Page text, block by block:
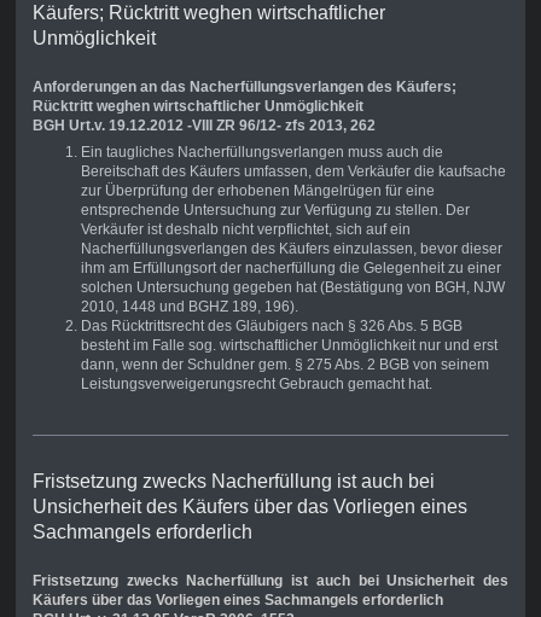
Käufers; Rücktritt weghen wirtschaftlicher
Unmöglichkeit
Anforderungen an das Nacherfüllungsverlangen des Käufers;
Rücktritt weghen wirtschaftlicher Unmöglichkeit
BGH Urt.v. 19.12.2012 -VIII ZR 96/12- zfs 2013, 262
Ein taugliches Nacherfüllungsverlangen muss auch die
Bereitschaft des Käufers umfassen, dem Verkäufer die kaufsache
zur Überprüfung der erhobenen Mängelrügen für eine
entsprechende Untersuchung zur Verfügung zu stellen. Der
Verkäufer ist deshalb nicht verpflichtet, sich auf ein
Nacherfüllungsverlangen des Käufers einzulassen, bevor dieser
ihm am Erfüllungsort der nacherfüllung die Gelegenheit zu einer
solchen Untersuchung gegeben hat (Bestätigung von BGH, NJW
2010, 1448 und BGHZ 189, 196).
Das Rücktrittsrecht des Gläubigers nach § 326 Abs. 5 BGB
besteht im Falle sog. wirtschaftlicher Unmöglichkeit nur und erst
dann, wenn der Schuldner gem. § 275 Abs. 2 BGB von seinem
Leistungsverweigerungsrecht Gebrauch gemacht hat.
Fristsetzung zwecks Nacherfüllung ist auch bei
Unsicherheit des Käufers über das Vorliegen eines
Sachmangels erforderlich
Fristsetzung zwecks Nacherfüllung ist auch bei Unsicherheit des
Käufers über das Vorliegen eines Sachmangels erforderlich